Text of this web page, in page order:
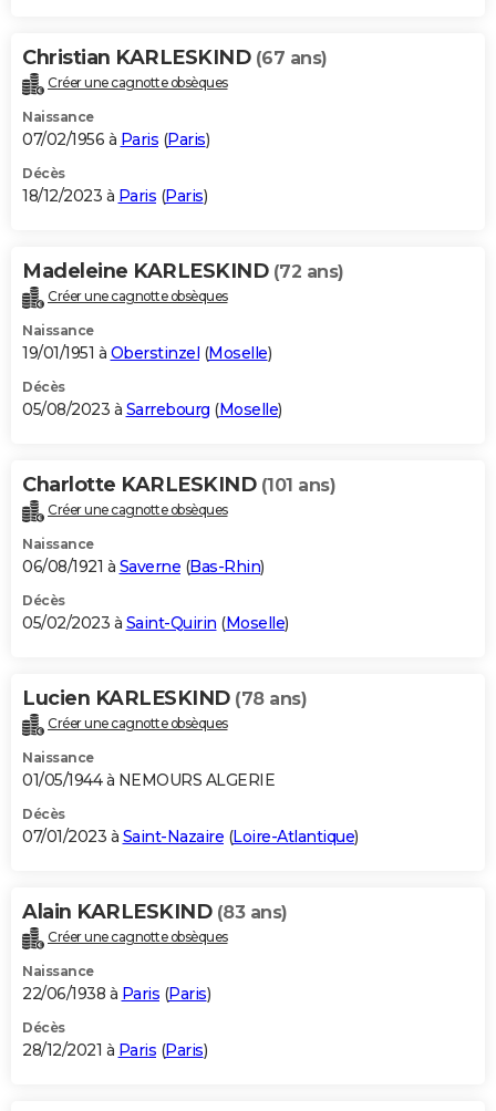
Christian KARLESKIND (67 ans)
Créer une cagnotte obsèques
Naissance
07/02/1956 à Paris (Paris)
Décès
18/12/2023 à Paris (Paris)
Madeleine KARLESKIND (72 ans)
Créer une cagnotte obsèques
Naissance
19/01/1951 à Oberstinzel (Moselle)
Décès
05/08/2023 à Sarrebourg (Moselle)
Charlotte KARLESKIND (101 ans)
Créer une cagnotte obsèques
Naissance
06/08/1921 à Saverne (Bas-Rhin)
Décès
05/02/2023 à Saint-Quirin (Moselle)
Lucien KARLESKIND (78 ans)
Créer une cagnotte obsèques
Naissance
01/05/1944 à NEMOURS ALGERIE
Décès
07/01/2023 à Saint-Nazaire (Loire-Atlantique)
Alain KARLESKIND (83 ans)
Créer une cagnotte obsèques
Naissance
22/06/1938 à Paris (Paris)
Décès
28/12/2021 à Paris (Paris)